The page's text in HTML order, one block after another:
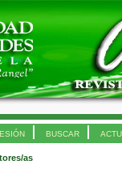
BUSCAR
as